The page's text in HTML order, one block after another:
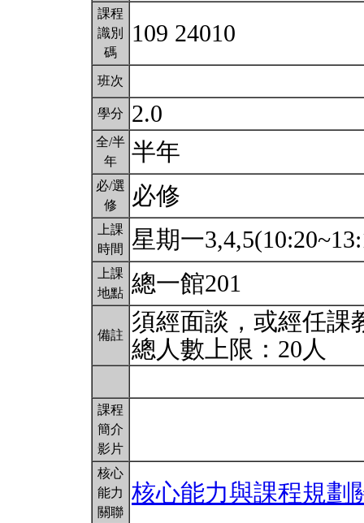
課程
識別
碼
109 24010
班次
學分 2.0
全/半
年
半年
必/選
修
必修
上課
時間
星期一
上課
地點 總一館201
備註
須經面談，或經任課
總人數上限：20人
課程
簡介
影片
核心
能力
關聯
核心能力與課程規劃